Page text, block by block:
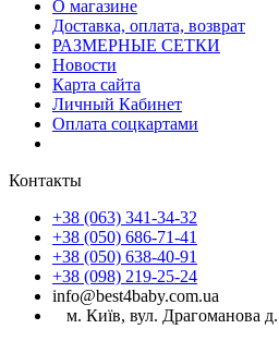
О магазине
Доставка, оплата, возврат
РАЗМЕРНЫЕ СЕТКИ
Новости
Карта сайта
Личный Кабинет
Оплата соцкартами
Контакты
+38 (063) 341-34-32
+38 (050) 686-71-41
+38 (050) 638-40-91
+38 (098) 219-25-24
info@best4baby.com.ua
м. Київ, вул.